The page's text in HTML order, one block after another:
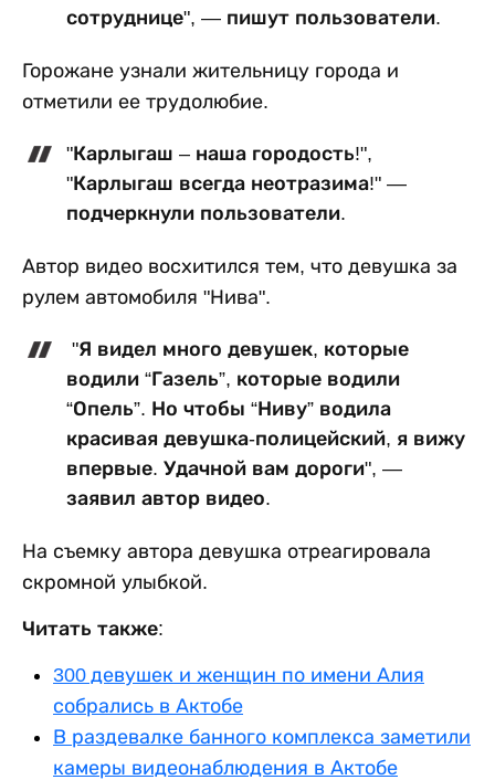
сотруднице", — пишут пользователи.
Горожане узнали жительницу города и
отметили ее трудолюбие.
"Карлыгаш – наша городость!",
"Карлыгаш всегда неотразима!" —
подчеркнули пользователи.
Автор видео восхитился тем, что девушка за
рулем автомобиля "Нива".
"Я видел много девушек, которые
водили “Газель”, которые водили
“Опель”. Но чтобы “Ниву” водила
красивая девушка-полицейский, я вижу
впервые. Удачной вам дороги", —
заявил автор видео.
На съемку автора девушка отреагировала
скромной улыбкой.
Читать также:
300 девушек и женщин по имени Алия
собрались в Актобе
В раздевалке банного комплекса заметили
камеры видеонаблюдения в Актобе